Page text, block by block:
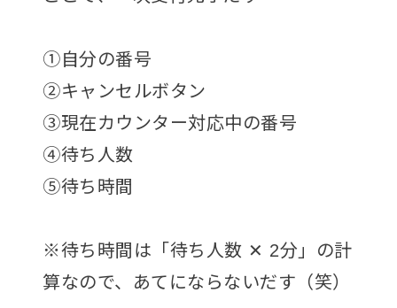
①自分の番号
②キャンセルボタン
③現在カウンター対応中の番号
④待ち人数
⑤待ち時間
※待ち時間は「待ち人数 ✕ 2分」の計
算なので、あてにならないだす（笑）